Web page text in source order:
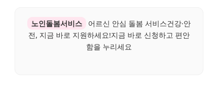
노인돌봄서비스
어르신 안심 돌봄 서비스건강·안
전, 지금 바로 지원하세요!지금 바로 신청하고 편안
함을 누리세요